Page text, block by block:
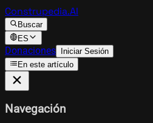
Construpedia.AI
Buscar
ES
Donaciones Iniciar Sesión
En este artículo
Navegación